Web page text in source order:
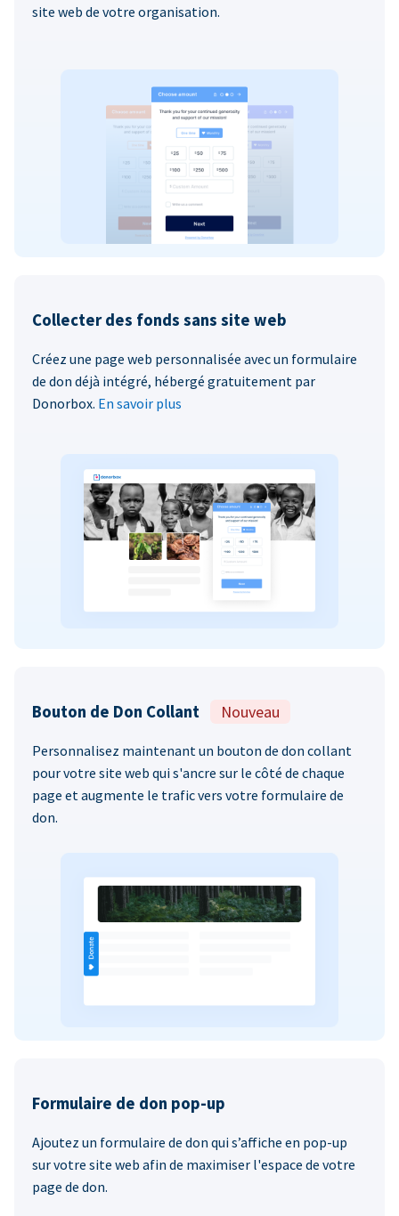
site web de votre organisation.
Collecter des fonds sans site web
Créez une page web personnalisée avec un formulaire
de don déjà intégré, hébergé gratuitement par
Donorbox. En savoir plus
Bouton de Don Collant Nouveau
Personnalisez maintenant un bouton de don collant
pour votre site web qui s'ancre sur le côté de chaque
page et augmente le trafic vers votre formulaire de
don.
Formulaire de don pop-up
Ajoutez un formulaire de don qui s’affiche en pop-up
sur votre site web afin de maximiser l'espace de votre
page de don.